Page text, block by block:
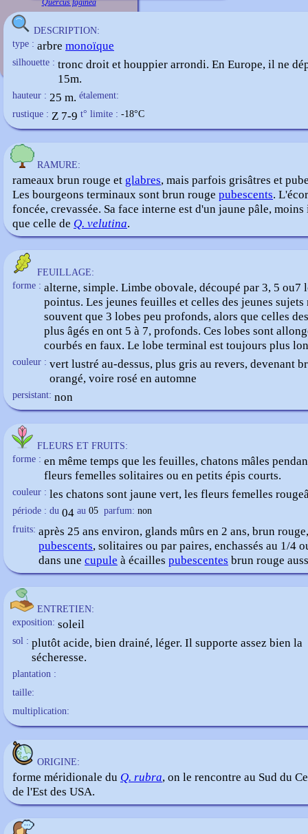
Quercus faginea
DESCRIPTION:
type : arbre monoïque
silhouette : tronc droit et houppier arrondi. En Europe, il ne
15m.
hauteur : 25 m. étalement:
rustique : Z 7-9 t° limite : -18°C
RAMURE:
rameaux brun rouge et glabres, mais parfois grisâtres et
Les bourgeons terminaux sont brun rouge pubescents.
foncée, crevassée. Sa face interne est d'un jaune pâle, moins
que celle de Q. velutina.
FEUILLAGE:
forme : alterne, simple. Limbe obovale, découpé par 3, 5 ou7
pointus. Les jeunes feuilles et celles des jeunes sujets
souvent que 3 lobes peu profonds, alors que celles
plus âgés en ont 5 à 7, profonds. Ces lobes sont
courbés en faux. Le lobe terminal est toujours plus
couleur : vert lustré au-dessus, plus gris au revers, devenant
orangé, voire rosé en automne
persistant: non
FLEURS ET FRUITS:
forme : en même temps que les feuilles, chatons mâles
fleurs femelles solitaires ou en petits épis courts.
couleur : les chatons sont jaune vert, les fleurs femelles
période : du 04 au 05 parfum: non
fruits: après 25 ans environ, glands mûrs en 2 ans, brun rouge,
pubescents, solitaires ou par paires, enchassés au 1/4
dans une cupule à écailles pubescentes brun rouge
ENTRETIEN:
exposition: soleil
sol : plutôt acide, bien drainé, léger. Il supporte assez bien la
sécheresse.
plantation :
taille:
multiplication:
ORIGINE:
forme méridionale du Q. rubra, on le rencontre au Sud du
de l'Est des USA.